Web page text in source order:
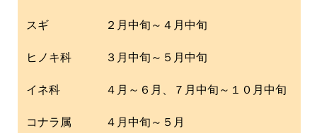
スギ ２月中旬～４月中旬
ヒノキ科 ３月中旬～５月中旬
イネ科 ４月～６月、７月中旬～１０月中旬
コナラ属 ４月中旬～５月